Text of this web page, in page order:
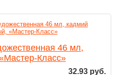
46 мл,
Класс»
32.93 руб.